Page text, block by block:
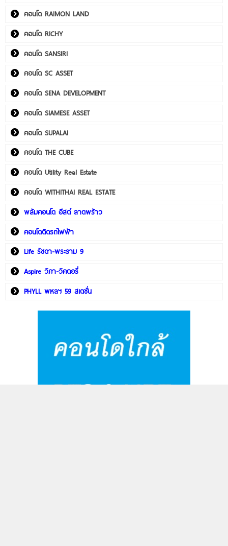
คอนโด RAIMON LAND
คอนโด RICHY
คอนโด SANSIRI
คอนโด SC ASSET
คอนโด SENA DEVELOPMENT
คอนโด SIAMESE ASSET
คอนโด SUPALAI
คอนโด THE CUBE
คอนโด Utility Real Estate
คอนโด WITHITHAI REAL ESTATE
พลัมคอนโด อีสต์ ลาดพร้าว
คอนโดติดรถไฟฟ้า
Life รัชดา-พระราม 9
Aspire วิภา-วิคตอรี่
PHYLL พหลฯ 59 สเตชั่น